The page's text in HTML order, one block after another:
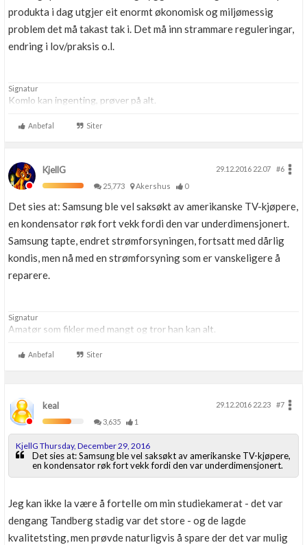
produkta i dag utgjer eit enormt økonomisk og miljømessig
problem det må takast tak i. Det må inn strammare reguleringar,
endring i lov/praksis o.l.
Signatur
Komlo kan ingenting, prøver på alt.
Anbefal Siter
KjellG 29.12.2016 22.07
#6
25,773
Akershus 0
Det sies at: Samsung ble vel saksøkt av amerikanske TV-kjøpere,
en kondensator røk fort vekk fordi den var underdimensjonert.
Samsung tapte, endret strømforsyningen, fortsatt med dårlig
kondis, men nå med en strømforsyning som er vanskeligere å
reparere.
Signatur
Amatør som fikler med mangt og tror han kan alt.
Anbefal Siter
keal 29.12.2016 22.23
#7
3,635
1
KjellG Thursday, December 29, 2016
Det sies at: Samsung ble vel saksøkt av amerikanske TV-kjøpere,
en kondensator røk fort vekk fordi den var underdimensjonert.
Jeg kan ikke la være å fortelle om min studiekamerat - det var
dengang Tandberg stadig var det store - og de lagde
kvalitetsting, men prøvde naturligvis å spare der det var mulig